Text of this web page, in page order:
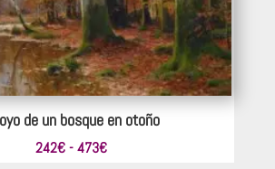
de un bosque en otoño
242€ - 473€Rango